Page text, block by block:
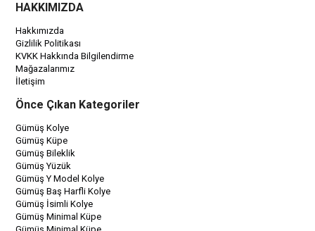
HAKKIMIZDA
Hakkımızda
Gizlilik Politikası
KVKK Hakkında Bilgilendirme
Mağazalarımız
İletişim
Önce Çıkan Kategoriler
Gümüş Kolye
Gümüş Küpe
Gümüş Bileklik
Gümüş Yüzük
Gümüş Y Model Kolye
Gümüş Baş Harfli Kolye
Gümüş İsimli Kolye
Gümüş Minimal Küpe